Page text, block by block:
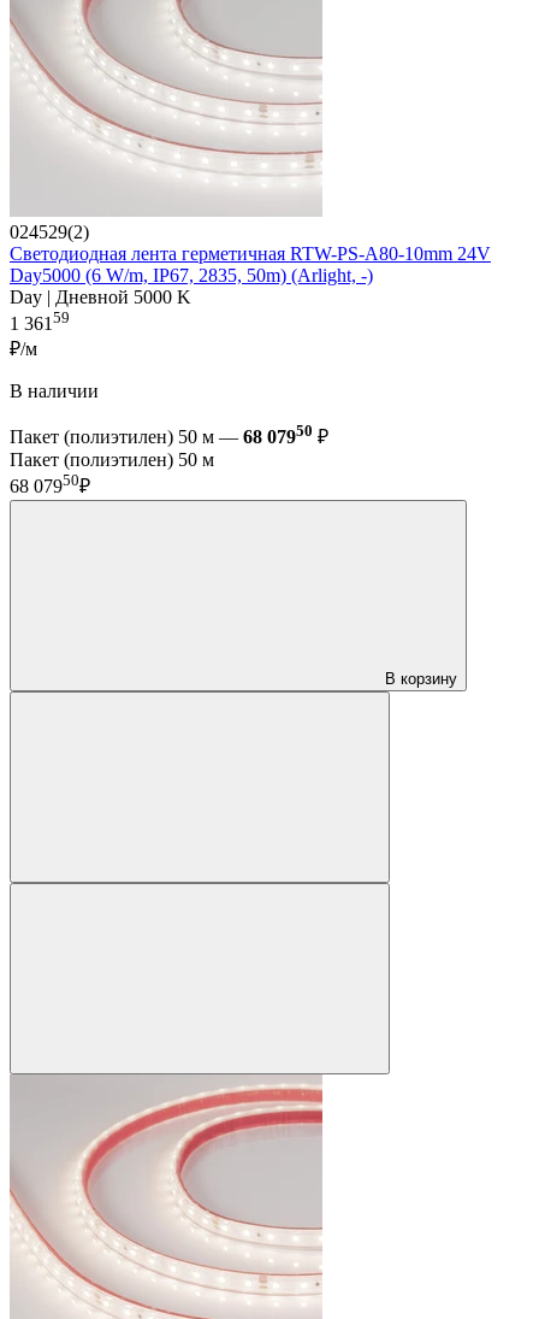
024529(2)
Светодиодная лента герметичная RTW-PS-A80-10mm 24V
Day5000 (6 W/m, IP67, 2835, 50m) (Arlight, -)
Day | Дневной 5000 K
1 361 59
₽/м
В наличии
Пакет (полиэтилен) 50 м — 68 07950 ₽
Пакет (полиэтилен) 50 м
68 07950₽
В корзину